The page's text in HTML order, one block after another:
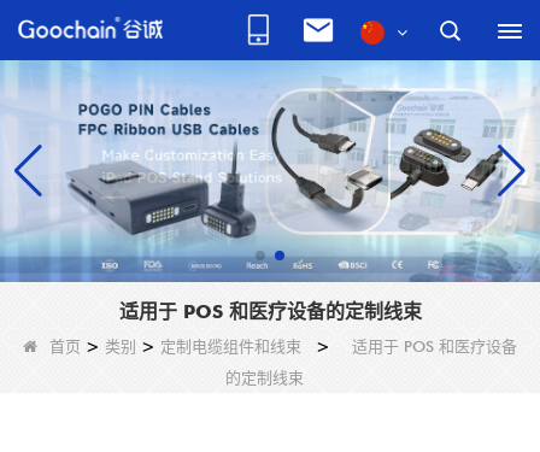
适用于 POS 和医疗设备的定制线束
首页 > 类别 > 定制电缆组件和线束 >
适用于 POS 和医疗设备
的定制线束